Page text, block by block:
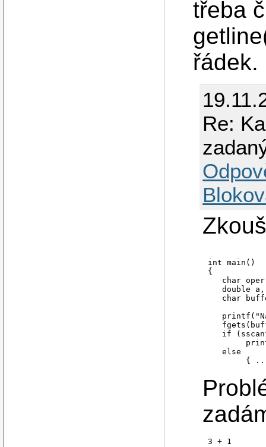
třeba
řádek.
Re:
int main()
{
char
double
char
if
   else
3 + 1